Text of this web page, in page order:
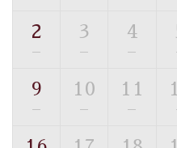
■お座敷風呂（大浴場）
温泉の成分に合わせ、防
用。 足元が柔らかく、そ
す。
※男性大浴場までのご移動
2
—
3
—
4
—
9
—
10
—
11
—